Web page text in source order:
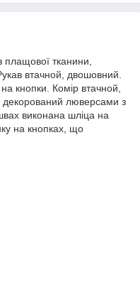
плащової тканини,
втачной, двошовний.
кнопки. Комір втачной,
декорований люверсами з
виконана шліца на
на кнопках, що